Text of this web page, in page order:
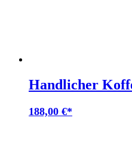
Handlicher
188,00 €